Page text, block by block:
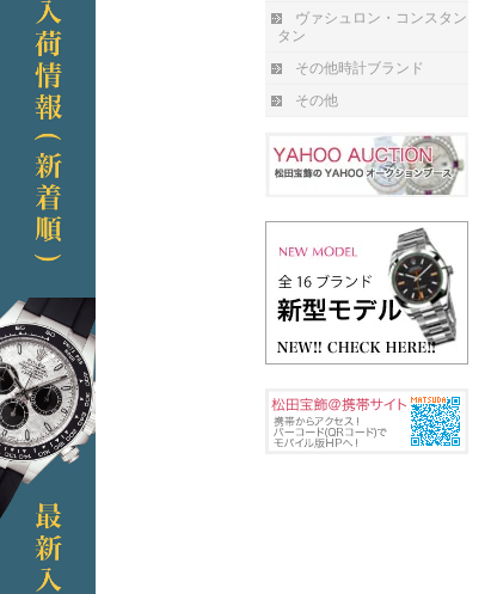
ヴァシュロン・コンスタン
タン
その他時計ブランド
その他